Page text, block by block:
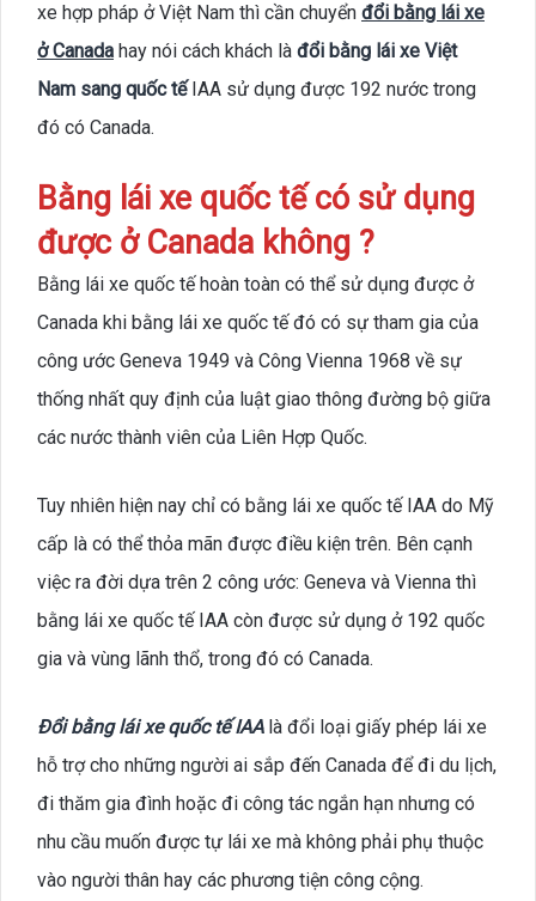
xe hợp pháp ở Việt Nam thì cần chuyển đổi bằng lái xe
ở Canada hay nói cách khách là đổi bằng lái xe Việt
Nam sang quốc tế IAA sử dụng được 192 nước trong
đó có Canada.
Bằng lái xe quốc tế có sử dụng
được ở Canada không ?
Bằng lái xe quốc tế hoàn toàn có thể sử dụng được ở
Canada khi bằng lái xe quốc tế đó có sự tham gia của
công ước Geneva 1949 và Công Vienna 1968 về sự
thống nhất quy định của luật giao thông đường bộ giữa
các nước thành viên của Liên Hợp Quốc.
Tuy nhiên hiện nay chỉ có bằng lái xe quốc tế IAA do Mỹ
cấp là có thể thỏa mãn được điều kiện trên. Bên cạnh
việc ra đời dựa trên 2 công ước: Geneva và Vienna thì
bằng lái xe quốc tế IAA còn được sử dụng ở 192 quốc
gia và vùng lãnh thổ, trong đó có Canada.
Đổi bằng lái xe quốc tế IAAlà đổi loại giấy phép lái xe
hỗ trợ cho những người ai sắp đến Canada để đi du lịch,
đi thăm gia đình hoặc đi công tác ngắn hạn nhưng có
nhu cầu muốn được tự lái xe mà không phải phụ thuộc
vào người thân hay các phương tiện công cộng.